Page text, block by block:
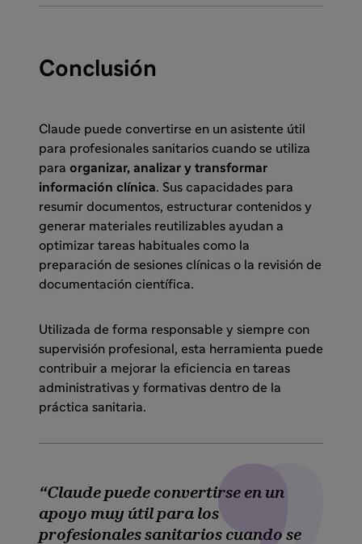
Conclusión
Claude puede convertirse en un asistente útil
para profesionales sanitarios cuando se utiliza
para organizar, analizar y transformar
información clínica. Sus capacidades para
resumir documentos, estructurar contenidos y
generar materiales reutilizables ayudan a
optimizar tareas habituales como la
preparación de sesiones clínicas o la revisión de
documentación científica.
Utilizada de forma responsable y siempre con
supervisión profesional, esta herramienta puede
contribuir a mejorar la eficiencia en tareas
administrativas y formativas dentro de la
práctica sanitaria.
Claude puede convertirse en un
apoyo muy útil para los
profesionales sanitarios cuando se